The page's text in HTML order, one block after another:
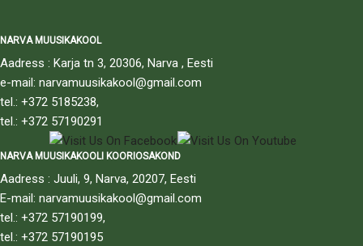
NARVA MUUSIKAKOOL
Aadress : Karja tn 3, 20306, Narva , Eesti
e-mail: narvamuusikakool@gmail.com
tel.: +372 5185238,
tel.: +372 57190291
NARVA MUUSIKAKOOLI KOORIOSAKOND
Aadress : Juuli, 9, Narva, 20207, Eesti
E-mail: narvamuusikakool@gmail.com
tel.: +372 57190199,
tel.: +372 57190195